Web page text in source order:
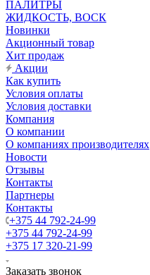
ПАЛИТРЫ
ЖИДКОСТЬ, ВОСК
Новинки
Акционный товар
Хит продаж
Акции
Как купить
Условия оплаты
Условия доставки
Компания
О компании
О компаниях производителях
Новости
Отзывы
Контакты
Партнеры
Контакты
+375 44 792-24-99
+375 44 792-24-99
+375 17 320-21-99
Заказать звонок